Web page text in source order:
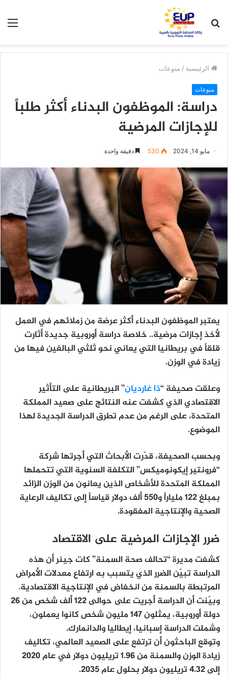
عن
الرئيسية / منوعات
منوعات
دراسة: الموظفون البدناء أكثر طلباً
للإجازات المرضية
مايو 14, 2024 530 دقيقة واحدة
يعتبر الموظفون البدناء أكثر عرضة من زملائهم في العمل
لأخذ إجازات مرضية.. خلاصة دراسة أوروبية جديدة أثارت
قلقاً في بريطانيا التي يعاني نحو ثلثي البالغين فيها من
زيادة في الوزن.
وعلقت صحيفة “ذا غارديان” البريطانية على التأثير
الاقتصادي الذي كشفت عنه النتائج على صعيد المملكة
المتحدة، على الرغم من عدم تطرق الدراسة الجديدة لهذا
الموضوع.
وبحسب الصحيفة، قدّرت الأبحاث التي أجرتها شركة
“فرونتير إيكونوميكس” التكلفة السنوية التي تتحملها
المملكة المتحدة للأشخاص الذين يعانون من الوزن الزائد
بمبلغ 122 ملياراً و550 ألف دولار قياساً إلى تكاليف الرعاية
الصحية والإنتاجية المفقودة.
ضرر الإجازات المرضية على الاقتصاد
كشفت مديرة “تحالف صحة السمنة” كات جينر أن هذه
الدراسة تبيّن الضرر الذي يتسبب به ارتفاع معدلات الأمراض
المرتبطة بالسمنة من انخفاض في الإنتاجية الاقتصادية.
وبيّنت أن الدراسة أجريت على حوالى 122 ألف شخص من 26
دولة أوروبية، يمثلون 147 مليون شخص كانوا يعملون،
وشملت الدراسة إسبانيا، إيطاليا والدانمارك.
وتوقع الباحثون أن ترتفع على الصعيد العالمي، تكاليف
زيادة الوزن والسمنة من 1.96 تريليون دولار في عام 2020
إلى 4.32 تريليون دولار بحلول عام 2035.